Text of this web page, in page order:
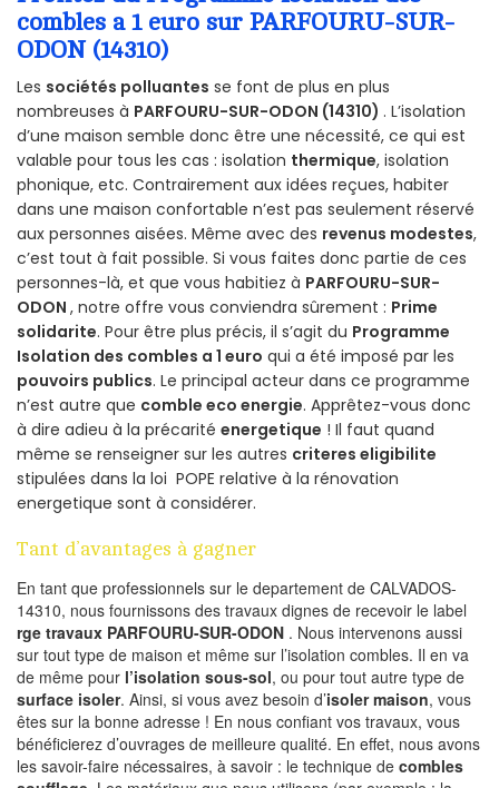
combles a 1 euro sur PARFOURU-SUR-
ODON (14310)
Les sociétés polluantes se font de plus en plus
nombreuses à PARFOURU-SUR-ODON (14310) . L’isolation
d’une maison semble donc être une nécessité, ce qui est
valable pour tous les cas : isolation thermique, isolation
phonique, etc. Contrairement aux idées reçues, habiter
dans une maison confortable n’est pas seulement réservé
aux personnes aisées. Même avec des revenus modestes,
c’est tout à fait possible. Si vous faites donc partie de ces
personnes-là, et que vous habitiez à PARFOURU-SUR-
ODON , notre offre vous conviendra sûrement : Prime
solidarite. Pour être plus précis, il s’agit du Programme
Isolation des combles a 1 euro qui a été imposé par les
pouvoirs publics. Le principal acteur dans ce programme
n’est autre que comble eco energie. Apprêtez-vous donc
à dire adieu à la précarité energetique ! Il faut quand
même se renseigner sur les autres criteres eligibilite
stipulées dans la loi POPE relative à la rénovation
energetique sont à considérer.
Tant d’avantages à gagner
En tant que professionnels sur le departement de CALVADOS-
14310, nous fournissons des travaux dignes de recevoir le label
rge travaux PARFOURU-SUR-ODON . Nous intervenons aussi
sur tout type de maison et même sur l’isolation combles. Il en va
de même pour l’isolation sous-sol, ou pour tout autre type de
surface isoler. Ainsi, si vous avez besoin d’isoler maison, vous
êtes sur la bonne adresse ! En nous confiant vos travaux, vous
bénéficierez d’ouvrages de meilleure qualité. En effet, nous avons
les savoir-faire nécessaires, à savoir : le technique de combles